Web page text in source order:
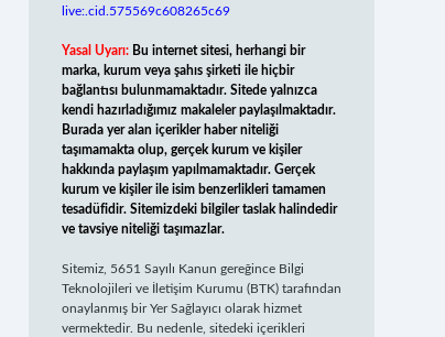
live:.cid.575569c608265c69
Yasal Uyarı: Bu internet sitesi, herhangi bir
marka, kurum veya şahıs şirketi ile hiçbir
bağlantısı bulunmamaktadır. Sitede yalnızca
kendi hazırladığımız makaleler paylaşılmaktadır.
Burada yer alan içerikler haber niteliği
taşımamakta olup, gerçek kurum ve kişiler
hakkında paylaşım yapılmamaktadır. Gerçek
kurum ve kişiler ile isim benzerlikleri tamamen
tesadüfidir. Sitemizdeki bilgiler taslak halindedir
ve tavsiye niteliği taşımazlar.
Sitemiz, 5651 Sayılı Kanun gereğince Bilgi
Teknolojileri ve İletişim Kurumu (BTK) tarafından
onaylanmış bir Yer Sağlayıcı olarak hizmet
vermektedir. Bu nedenle, sitedeki içerikleri